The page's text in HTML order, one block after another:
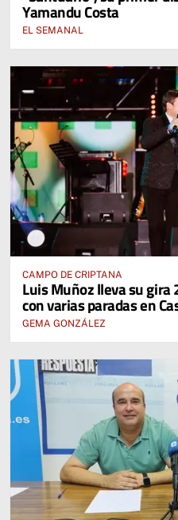
Yamandu Costa
EL SEMANAL
CAMPO DE CRIPTANA
Luis Muñoz lleva su gira
con varias paradas en
GEMA GONZÁLEZ